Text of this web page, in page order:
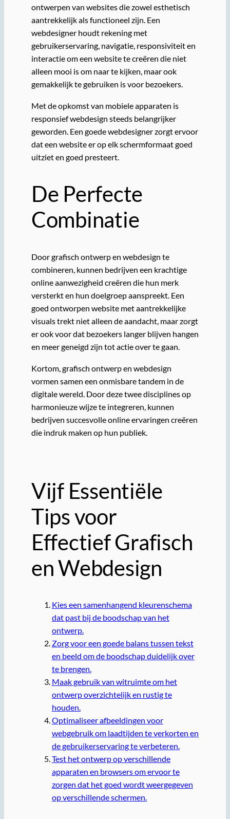
ontwerpen van websites die zowel esthetisch
aantrekkelijk als functioneel zijn. Een
webdesigner houdt rekening met
gebruikerservaring, navigatie, responsiviteit en
interactie om een website te creëren die niet
alleen mooi is om naar te kijken, maar ook
gemakkelijk te gebruiken is voor bezoekers.
Met de opkomst van mobiele apparaten is
responsief webdesign steeds belangrijker
geworden. Een goede webdesigner zorgt ervoor
dat een website er op elk schermformaat goed
uitziet en goed presteert.
De Perfecte
Combinatie
Door grafisch ontwerp en webdesign te
combineren, kunnen bedrijven een krachtige
online aanwezigheid creëren die hun merk
versterkt en hun doelgroep aanspreekt. Een
goed ontworpen website met aantrekkelijke
visuals trekt niet alleen de aandacht, maar zorgt
er ook voor dat bezoekers langer blijven hangen
en meer geneigd zijn tot actie over te gaan.
Kortom, grafisch ontwerp en webdesign
vormen samen een onmisbare tandem in de
digitale wereld. Door deze twee disciplines op
harmonieuze wijze te integreren, kunnen
bedrijven succesvolle online ervaringen creëren
die indruk maken op hun publiek.
Vijf Essentiële
Tips voor
Effectief Grafisch
en Webdesign
Kies een samenhangend kleurenschema
dat past bij de boodschap van het
ontwerp.
Zorg voor een goede balans tussen tekst
en beeld om de boodschap duidelijk over
te brengen.
Maak gebruik van witruimte om het
ontwerp overzichtelijk en rustig te
houden.
Optimaliseer afbeeldingen voor
webgebruik om laadtijden te verkorten en
de gebruikerservaring te verbeteren.
Test het ontwerp op verschillende
apparaten en browsers om ervoor te
zorgen dat het goed wordt weergegeven
op verschillende schermen.